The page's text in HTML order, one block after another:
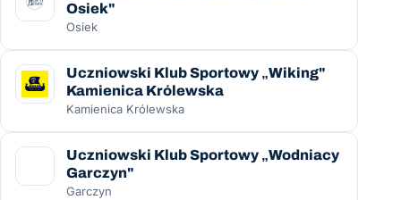
Osiek"
Osiek
Uczniowski Klub Sportowy „Wiking"
Kamienica Królewska
Kamienica Królewska
Uczniowski Klub Sportowy „Wodniacy
Garczyn"
Garczyn